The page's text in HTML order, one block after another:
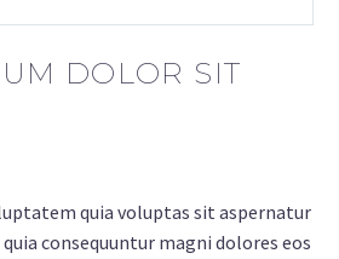
DOLOR SIT
quia voluptas sit aspernatur
consequuntur magni dolores eos